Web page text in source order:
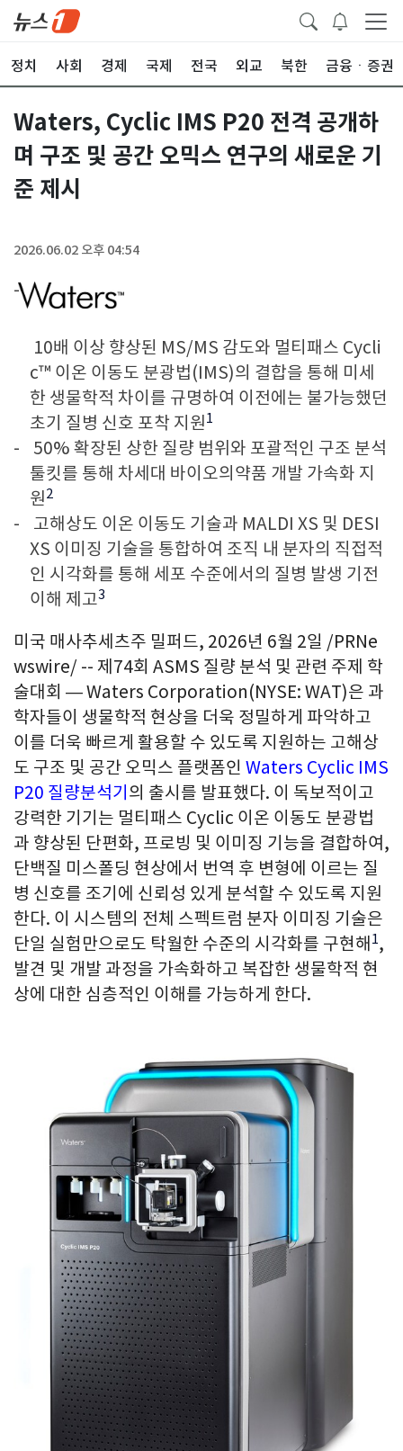
정치 사회 경제 국제 전국 외교 북한 금융ㆍ증권
Waters, Cyclic IMS P20 전격 공개하
며 구조 및 공간 오믹스 연구의 새로운 기
준 제시
2026.06.02 오후 04:54
10배 이상 향상된 MS/MS 감도와 멀티패스 Cycli
c™ 이온 이동도 분광법(IMS)의 결합을 통해 미세
한 생물학적 차이를 규명하여 이전에는 불가능했던
초기 질병 신호 포착 지원1
50% 확장된 상한 질량 범위와 포괄적인 구조 분석
툴킷를 통해 차세대 바이오의약품 개발 가속화 지
원2
고해상도 이온 이동도 기술과 MALDI XS 및 DESI
XS 이미징 기술을 통합하여 조직 내 분자의 직접적
인 시각화를 통해 세포 수준에서의 질병 발생 기전
이해 제고3
미국 매사추세츠주 밀퍼드, 2026년 6월 2일 /PRNe
wswire/ -- 제74회 ASMS 질량 분석 및 관련 주제 학
술대회 — Waters Corporation(NYSE: WAT)은 과
학자들이 생물학적 현상을 더욱 정밀하게 파악하고
이를 더욱 빠르게 활용할 수 있도록 지원하는 고해상
도 구조 및 공간 오믹스 플랫폼인 Waters Cyclic IMS
P20 질량분석기 의 출시를 발표했다. 이 독보적이고
강력한 기기는 멀티패스 Cyclic 이온 이동도 분광법
과 향상된 단편화, 프로빙 및 이미징 기능을 결합하여,
단백질 미스폴딩 현상에서 번역 후 변형에 이르는 질
병 신호를 조기에 신뢰성 있게 분석할 수 있도록 지원
한다. 이 시스템의 전체 스펙트럼 분자 이미징 기술은
단일 실험만으로도 탁월한 수준의 시각화를 구현해 1,
발견 및 개발 과정을 가속화하고 복잡한 생물학적 현
상에 대한 심층적인 이해를 가능하게 한다.